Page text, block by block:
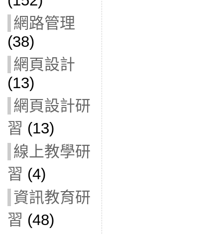
網路管理
(38)
網頁設計
(13)
網頁設計研
習 (13)
線上教學研
習 (4)
資訊教育研
習 (48)